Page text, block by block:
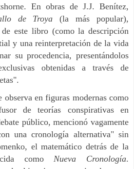
En obras de J.J. Benítez,
de Troya (la más popular),
de este libro (como la descripción
y una reinterpretación de la vida
su procedencia, presentándolos
obtenidas a través de
observa en figuras modernas como
de teorías conspirativas en
público, mencionó vagamente
una cronología alternativa" sin
el matemático detrás de la
como Nueva Cronología.